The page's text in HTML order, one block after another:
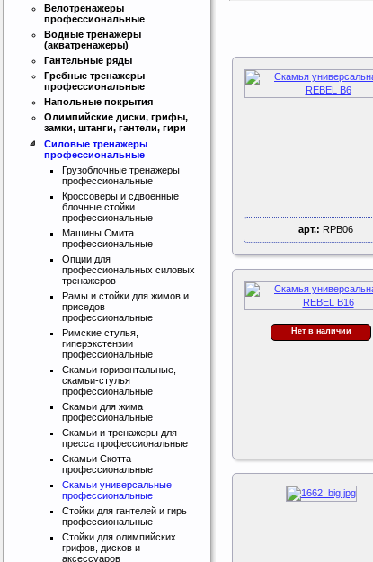
арт.: RPB06
Нет в наличии
Велотренажеры
профессиональные
Водные тренажеры
(акватренажеры)
Гантельные ряды
Гребные тренажеры
профессиональные
Напольные покрытия
Олимпийские диски, грифы,
замки, штанги, гантели, гири
Силовые тренажеры
профессиональные
Грузоблочные тренажеры
профессиональные
Кроссоверы и сдвоенные
блочные стойки
профессиональные
Машины Смита
профессиональные
Опции для
профессиональных силовых
тренажеров
Рамы и стойки для жимов и
приседов
профессиональные
Римские стулья,
гиперэкстензии
профессиональные
Скамьи горизонтальные,
скамьи-стулья
профессиональные
Скамьи для жима
профессиональные
Скамьи и тренажеры для
пресса профессиональные
Скамьи Скотта
профессиональные
Скамьи универсальные
профессиональные
Стойки для гантелей и гирь
профессиональные
Стойки для олимпийских
грифов, дисков и
аксессуаров